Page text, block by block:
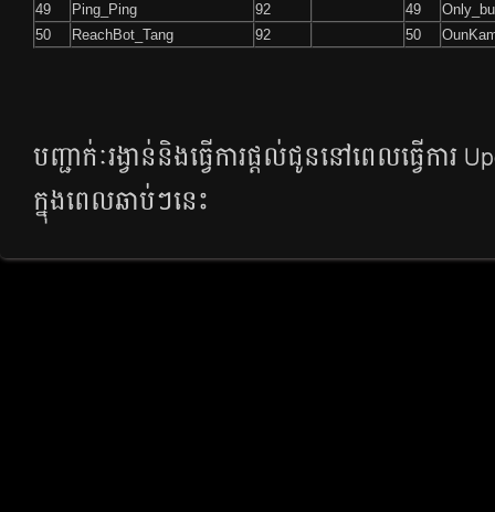
49
Ping_Ping 92 49
50
ReachBot_Tang 92 50
បញ្ជាក់ៈរង្វាន់និងធ្វើការផ្តល់ជូននៅពេលធ្វើការ
ក្នុងពេលឆាប់ៗនេះ